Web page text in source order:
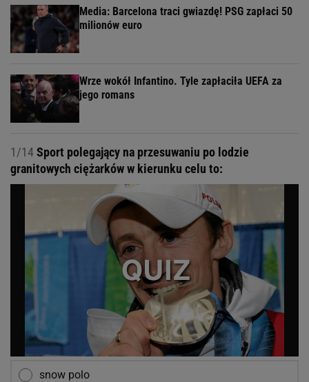
Media: Barcelona traci gwiazdę! PSG zapłaci 50
milionów euro
Wrze wokół Infantino. Tyle zapłaciła UEFA za
jego romans
1/14Sport polegający na przesuwaniu po lodzie
granitowych ciężarków w kierunku celu to:
snow polo